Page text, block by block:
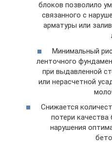
блоков позволило
связанного с
арматуры или
Минимальный
ленточного
при выдавленной
или нерасчетной
Снижается
потери качества
нарушения